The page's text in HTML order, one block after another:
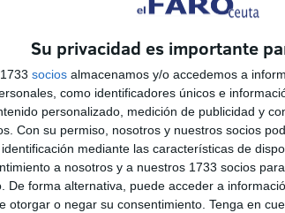
Su privacidad es importante
socios almacenamos y/o accedemos a
como identificadores únicos e
personalizado, medición de publicidad y
Con su permiso, nosotros y nuestros socios
mediante las características de
a nosotros y a nuestros 1733 socios
De forma alternativa, puede acceder a
otorgar o negar su consentimiento. Tenga en
horas para entrar y otras tantas para salir”
donde un mayor número de visitas se
a veranear a todos los hoteles y
en la rueda de prensa quisieron
fue la máxima responsable de Príncipe
como la de Príncipe Alfonso son las
la frontera.